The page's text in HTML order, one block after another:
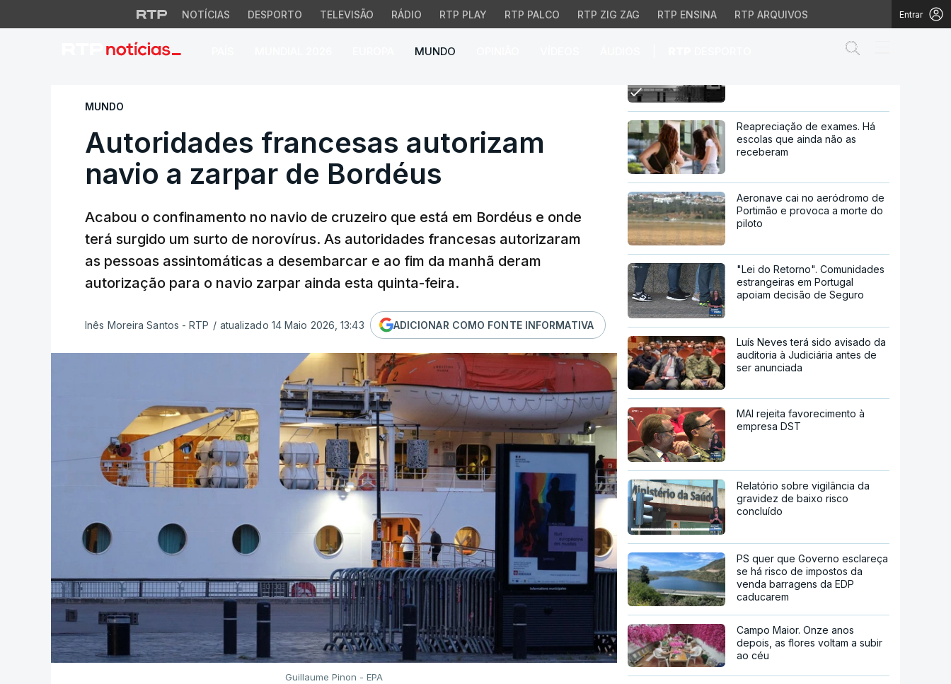
NOTÍCIAS DESPORTO TELEVISÃO RÁDIO RTP PLAY RTP PALCO RTP ZIG ZAG RTP ENSINA RTP ARQUIVOS Entrar
MUNDO
Autoridades francesas autorizam navio a zarpar de Bordéus
MUNDO
Autoridades francesas autorizam
navio a zarpar de Bordéus
Acabou o confinamento no navio de cruzeiro que está em Bordéus e onde
terá surgido um surto de norovírus. As autoridades francesas autorizaram
as pessoas assintomáticas a desembarcar e ao fim da manhã deram
autorização para o navio zarpar ainda esta quinta-feira.
Inês Moreira Santos - RTP / atualizado 14 Maio 2026, 13:43 ADICIONAR COMO FONTE INFORMATIVA
Guillaume Pinon - EPA
Reapreciação de exames. Há
escolas que ainda não as
receberam
Aeronave cai no aeródromo de
Portimão e provoca a morte do
piloto
"Lei do Retorno". Comunidades
estrangeiras em Portugal
apoiam decisão de Seguro
Luís Neves terá sido avisado da
auditoria à Judiciária antes de
ser anunciada
MAI rejeita favorecimento à
empresa DST
Relatório sobre vigilância da
gravidez de baixo risco
concluído
PS quer que Governo esclareça
se há risco de impostos da
venda barragens da EDP
caducarem
Campo Maior. Onze anos
depois, as flores voltam a subir
ao céu